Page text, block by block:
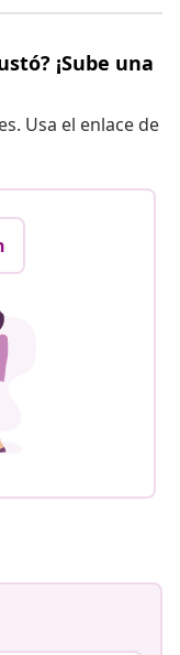
¡Sube una
Usa el enlace de